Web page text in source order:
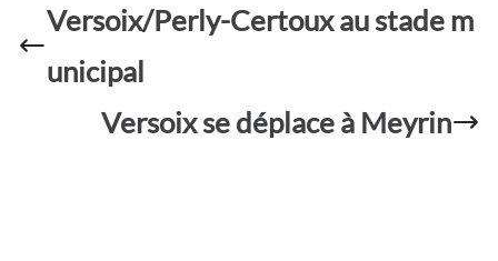
o
o
k
A
p
p
e
g
Versoix/Perly-Certoux au stade m
unicipal
Versoix se déplace à Meyrin